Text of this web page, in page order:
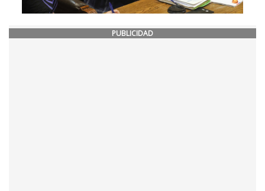
PUBLICIDAD